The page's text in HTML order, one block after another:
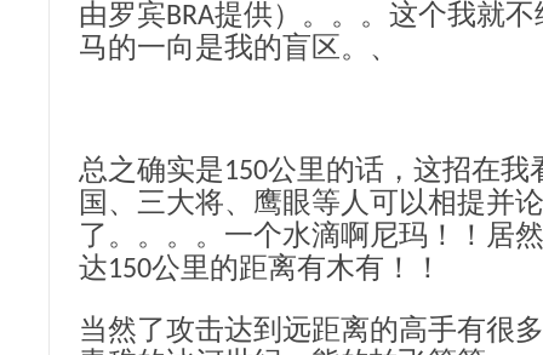
由罗宾BRA提供）。。。这个我就
马的一向是我的盲区。、
总之确实是150公里的话，这招在我
国、三大将、鹰眼等人可以相提并
了。。。。一个水滴啊尼玛！！居
达150公里的距离有木有！！
当然了攻击达到远距离的高手有很